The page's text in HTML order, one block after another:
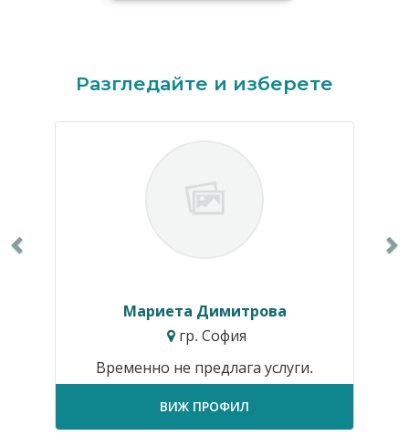
Разгледайте и изберете
Мариета Димитрова
гр. София
Временно не предлага услуги.
ВИЖ ПРОФИЛ